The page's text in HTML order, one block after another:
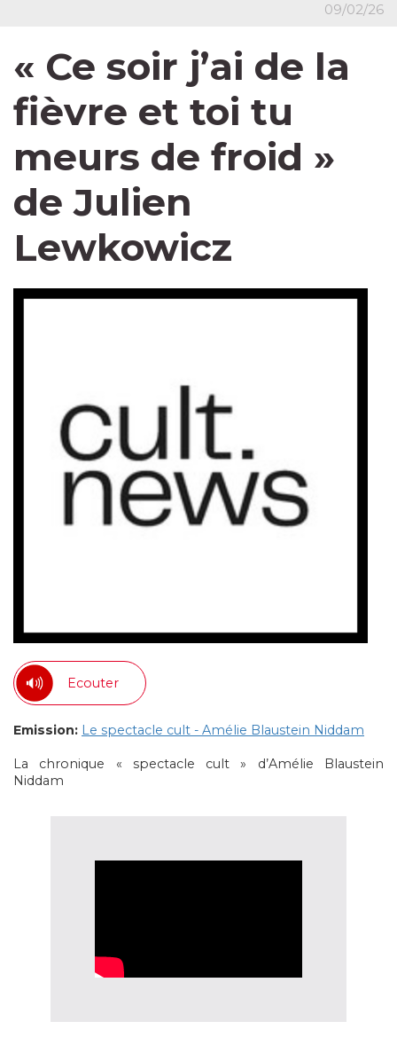
09/02/26
« Ce soir j’ai de la
fièvre et toi tu
meurs de froid »
de Julien
Lewkowicz
Ecouter
Emission: Le spectacle cult - Amélie Blaustein Niddam
La chronique « spectacle cult » d’Amélie Blaustein
Niddam